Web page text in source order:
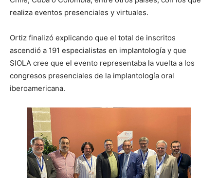
realiza eventos presenciales y virtuales.
Ortiz finalizó explicando que el total de inscritos
ascendió a 191 especialistas en implantología y que
SIOLA cree que el evento representaba la vuelta a los
congresos presenciales de la implantología oral
iberoamericana.